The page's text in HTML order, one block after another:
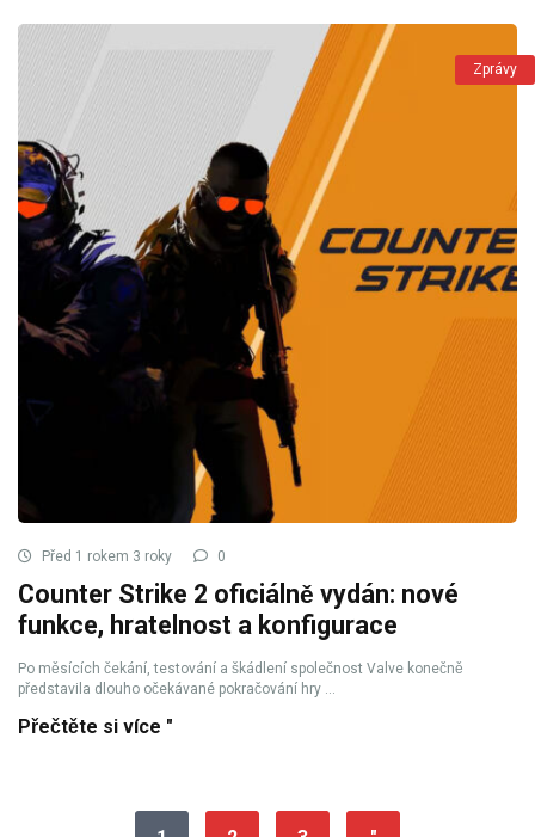
Zprávy
Před 1 rokem 3 roky 0
Counter Strike 2 oficiálně vydán: nové
funkce, hratelnost a konfigurace
Po měsících čekání, testování a škádlení společnost Valve konečně
představila dlouho očekávané pokračování hry ...
Přečtěte si více "